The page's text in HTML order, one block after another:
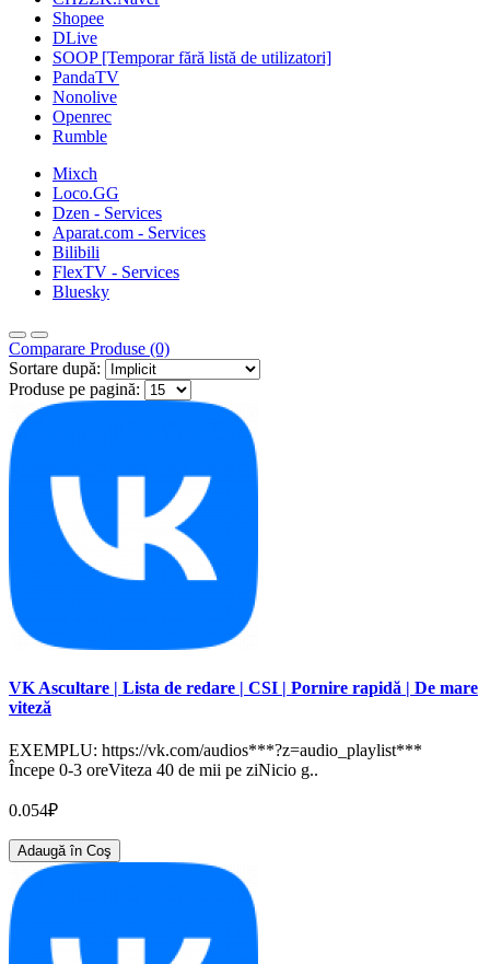
Shopee
DLive
SOOP [Temporar fără listă de utilizatori]
PandaTV
Nonolive
Openrec
Rumble
Mixch
Loco.GG
Dzen - Services
Aparat.com - Services
Bilibili
FlexTV - Services
Bluesky
Comparare Produse (0)
Sortare după:
Produse pe pagină:
VK Ascultare | Lista de redare | CSI | Pornire rapidă | De mare
viteză
EXEMPLU: https://vk.com/audios***?z=audio_playlist***
Începe 0-3 oreViteza 40 de mii pe ziNicio g..
0.054₽
Adaugă în Coş